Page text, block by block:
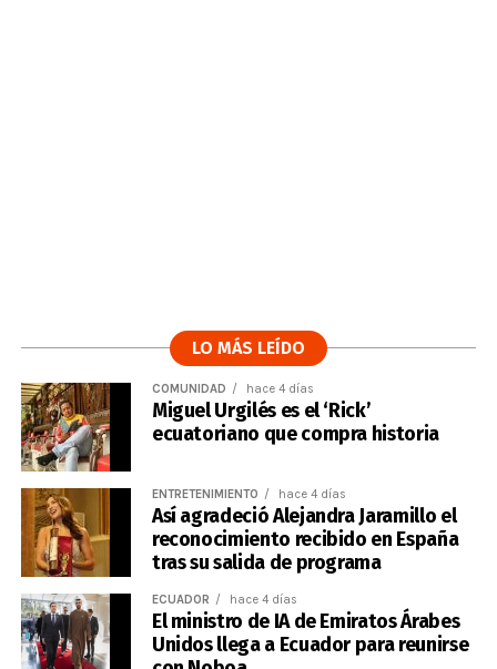
LO MÁS LEÍDO
COMUNIDAD hace 4 días
Miguel Urgilés es el ‘Rick’
ecuatoriano que compra historia
ENTRETENIMIENTO hace 4 días
Así agradeció Alejandra Jaramillo el
reconocimiento recibido en España
tras su salida de programa
ECUADOR hace 4 días
El ministro de IA de Emiratos Árabes
Unidos llega a Ecuador para reunirse